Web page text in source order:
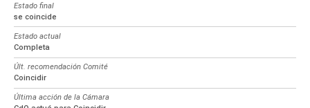
Estado final
se coincide
Estado actual
Completa
Últ. recomendación Comité
Coincidir
Última acción de la Cámara